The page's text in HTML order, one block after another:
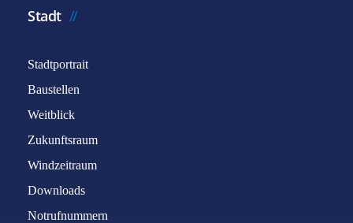
Stadt
Stadtportrait
Baustellen
Weitblick
Zukunftsraum
Windzeitraum
Downloads
Notrufnummern